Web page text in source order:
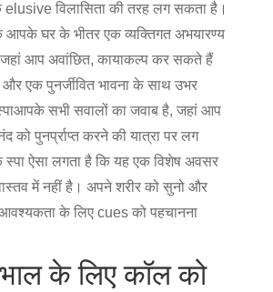
विलासिता की तरह लग सकता है।
आपके घर के भीतर एक व्यक्तिगत अभयारण्य
जहां आप अवांछित, कायाकल्प कर सकते हैं
एक पुनर्जीवित भावना के साथ उभर
आपके सभी सवालों का जवाब है, जहां आप
पुनर्प्राप्त करने की यात्रा पर लग
ऐसा लगता है कि यह एक विशेष अवसर
में नहीं है। अपने शरीर को सुनो और
के लिए cues को पहचानना
के लिए कॉल को